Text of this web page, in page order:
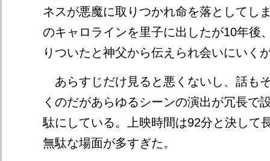
ネスが悪魔に取りつかれ命を落としてし
のキャロラインを里子に出したが10年後
りついたと神父から伝えられ会いにい
あらすじだけ見ると悪くないし、話も
くのだがあらゆるシーンの演出が冗長で
駄にしている。上映時間は92分と決して
無駄な場面が多すぎた。